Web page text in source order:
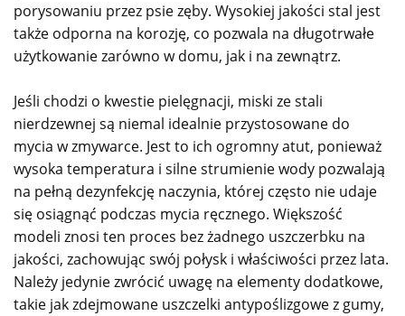
porysowaniu przez psie zęby. Wysokiej jakości stal jest
także odporna na korozję, co pozwala na długotrwałe
użytkowanie zarówno w domu, jak i na zewnątrz.
Jeśli chodzi o kwestie pielęgnacji, miski ze stali
nierdzewnej są niemal idealnie przystosowane do
mycia w zmywarce. Jest to ich ogromny atut, ponieważ
wysoka temperatura i silne strumienie wody pozwalają
na pełną dezynfekcję naczynia, której często nie udaje
się osiągnąć podczas mycia ręcznego. Większość
modeli znosi ten proces bez żadnego uszczerbku na
jakości, zachowując swój połysk i właściwości przez lata.
Należy jedynie zwrócić uwagę na elementy dodatkowe,
takie jak zdejmowane uszczelki antypoślizgowe z gumy,